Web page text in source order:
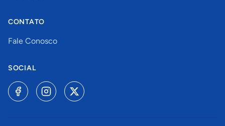
CONTATO
Fale Conosco
SOCIAL